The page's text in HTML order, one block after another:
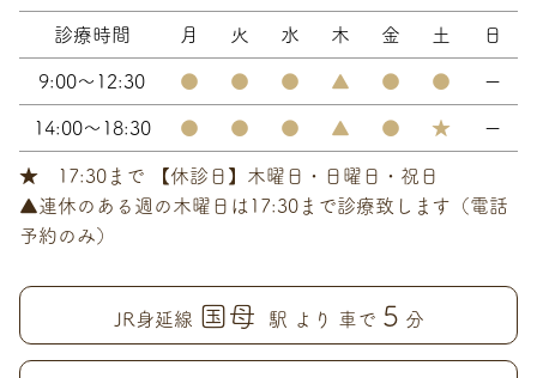
診療時間 月 火 水 木 金 土 日
9:00～12:30 ● ● ● ▲ ● ● ー
14:00～18:30 ● ● ● ▲ ● ★ ー
★ 17:30まで 【休診日】木曜日・日曜日・祝日
▲連休のある週の木曜日は17:30まで診療致します（電話
予約のみ）
JR身延線 国母 駅 より 車で 5 分